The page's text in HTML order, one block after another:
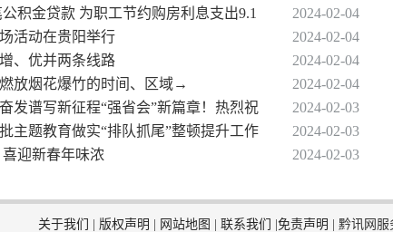
积金贷款 为职工节约购房利息支出9.1
2024-02-04
活动在贵阳举行
2024-02-04
、优并两条线路
2024-02-04
放烟花爆竹的时间、区域→
2024-02-04
发谱写新征程“强省会”新篇章！热烈祝
2024-02-03
主题教育做实“排队抓尾”整顿提升工作
2024-02-03
迎新春年味浓
2024-02-03
关于我们 版权声明 网站地图 联系我们 免责声明 黔讯网服